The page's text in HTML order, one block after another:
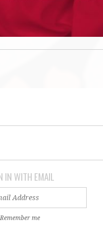
IN WITH EMAIL
Remember me